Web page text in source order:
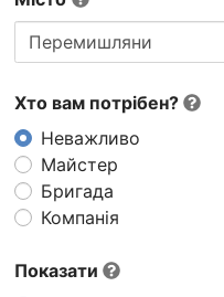
Перемишляни
Хто вам потрібен?
Неважливо
Майстер
Бригада
Компанія
Показати